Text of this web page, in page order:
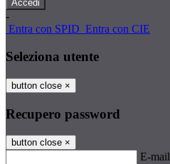
-
Entra con SPID Entra con CIE
Seleziona utente
button close ×
Recupero password
button close ×
E-mail